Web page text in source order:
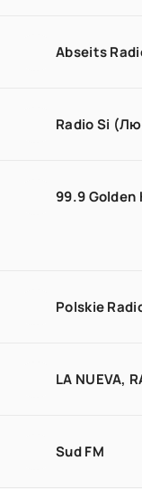
Abseits
Radio Si
99.9 Golden
Polskie
LA NUEVA,
Sud FM